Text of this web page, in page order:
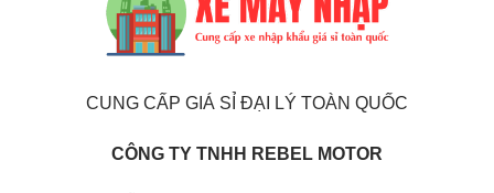
CUNG CẤP GIÁ SỈ ĐẠI LÝ TOÀN QUỐC
CÔNG TY TNHH REBEL MOTOR